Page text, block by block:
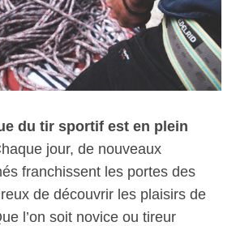
du tir sportif est en plein
jour, de nouveaux
franchissent les portes des
de découvrir les plaisirs de
l’on soit novice ou tireur